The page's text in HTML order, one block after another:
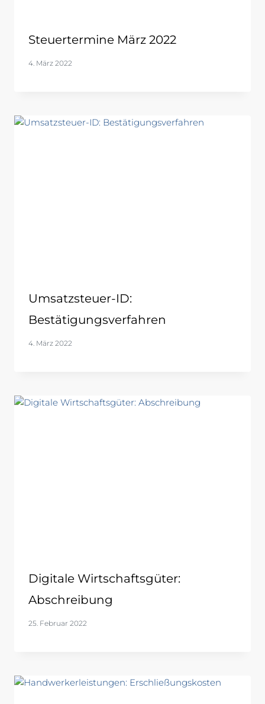
Steuertermine März 2022
4. März 2022
Umsatzsteuer-ID:
Bestätigungsverfahren
4. März 2022
Digitale Wirtschaftsgüter:
Abschreibung
25. Februar 2022